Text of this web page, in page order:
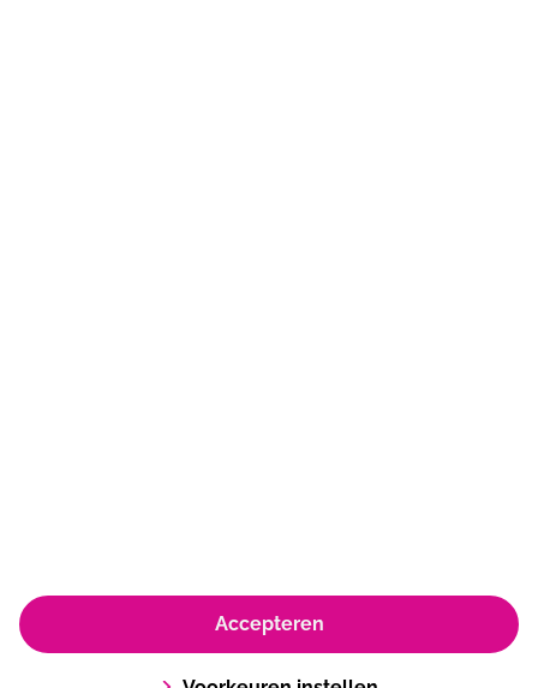
© Koninklijke Sportfondsen 2026
Huisregels & Algemene voorwaarden
Accepteren